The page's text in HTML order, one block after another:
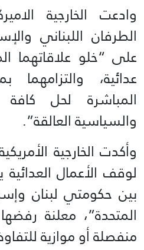
وادعت الخارجية
الطرفان اللبناني
على “خلو علاقاتهما
عدائية، والتزامهما
المباشرة لحل كافة
والسياسية العالقة”.
وأكدت الخارجية
لوقف الأعمال
بين حكومتي لبنان
المتحدة”، معلنة
منفصلة أو موازية